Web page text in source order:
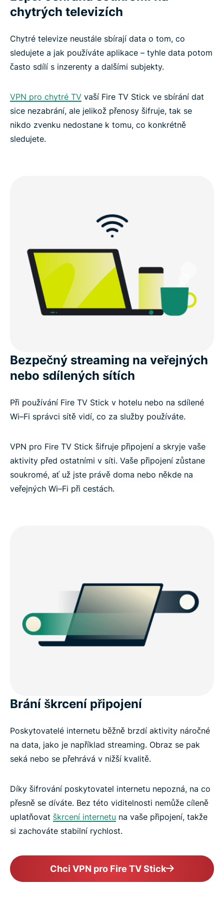
Běžné otázky k VPN pro Fire Stick
Streamujte bez obav s ExpressVPN
chytrých televizích
Chytré televize neustále sbírají data o tom, co
sledujete a jak používáte aplikace – tyhle data potom
často sdílí s inzerenty a dalšími subjekty.
VPN pro chytré TV vaší Fire TV Stick ve sbírání dat
sice nezabrání, ale jelikož přenosy šifruje, tak se
nikdo zvenku nedostane k tomu, co konkrétně
sledujete.
Bezpečný streaming na veřejných
nebo sdílených sítích
Při používání Fire TV Stick v hotelu nebo na sdílené
Wi–Fi správci sítě vidí, co za služby používáte.
VPN pro Fire TV Stick šifruje připojení a skryje vaše
aktivity před ostatními v síti. Vaše připojení zůstane
soukromé, ať už jste právě doma nebo někde na
veřejných Wi–Fi při cestách.
Brání škrcení připojení
Poskytovatelé internetu běžně brzdí aktivity náročné
na data, jako je například streaming. Obraz se pak
seká nebo se přehrává v nižší kvalitě.
Díky šifrování poskytovatel internetu nepozná, na co
přesně se díváte. Bez této viditelnosti nemůže cíleně
uplatňovat škrcení internetu na vaše připojení, takže
si zachováte stabilní rychlost.
Chci VPN pro Fire TV Stick